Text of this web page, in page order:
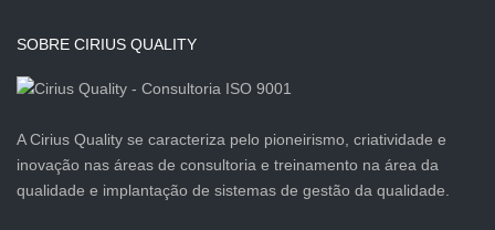
SOBRE CIRIUS QUALITY
A Cirius Quality se caracteriza pelo pioneirismo, criatividade e
inovação nas áreas de consultoria e treinamento na área da
qualidade e implantação de sistemas de gestão da qualidade.